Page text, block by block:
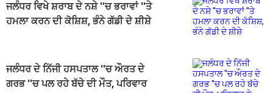
ਜਲੰਧਰ ਵਿਖੇ ਸ਼ਰਾਬ ਦੇ ਨਸ਼ੇ ''ਚ ਭਰਾਵਾਂ ''ਤੇ
ਹਮਲਾ ਕਰਨ ਦੀ ਕੋਸ਼ਿਸ਼, ਭੰਨੇ ਗੱਡੀ ਦੇ ਸ਼ੀਸ਼ੇ
ਜਲੰਧਰ ਦੇ ਨਿੱਜੀ ਹਸਪਤਾਲ ''ਚ ਔਰਤ ਦੇ
ਗਰਭ ''ਚ ਪਲ ਰਹੇ ਬੱਚੇ ਦੀ ਮੌਤ, ਪਰਿਵਾਰ